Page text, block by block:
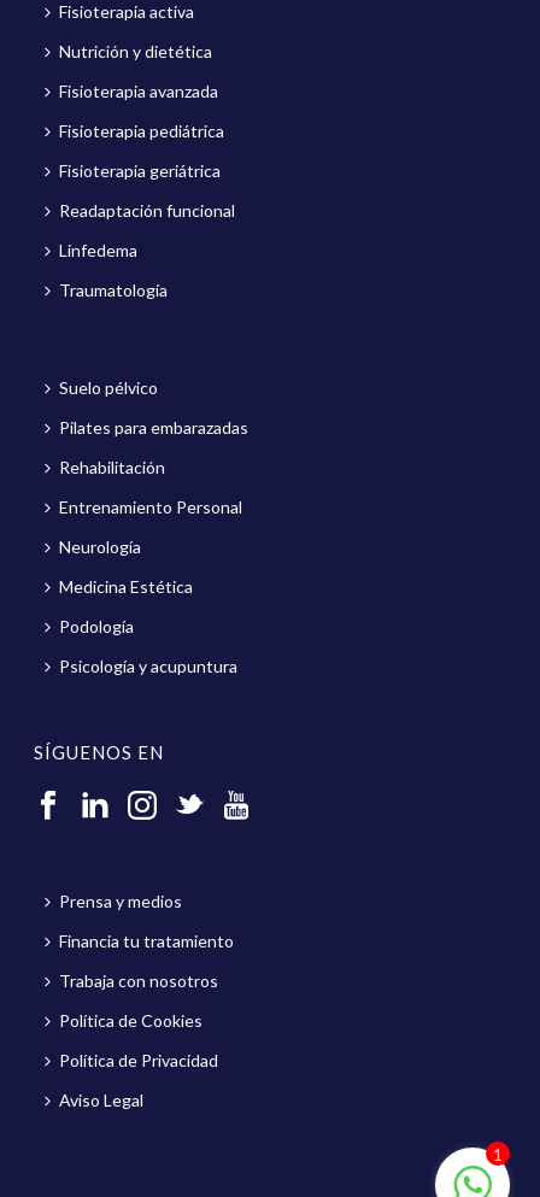
Fisioterapia activa
Nutrición y dietética
Fisioterapia avanzada
Fisioterapia pediátrica
Fisioterapia geriátrica
Readaptación funcional
Linfedema
Traumatología
Suelo pélvico
Pilates para embarazadas
Rehabilitación
Entrenamiento Personal
Neurología
Medicina Estética
Podología
Psicología y acupuntura
SÍGUENOS EN
Prensa y medios
Financia tu tratamiento
Trabaja con nosotros
Política de Cookies
Política de Privacidad
Aviso Legal
1